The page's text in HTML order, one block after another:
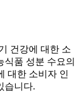
건강에 대한 소
식품 성분 수요의
대한 소비자 인
습니다.